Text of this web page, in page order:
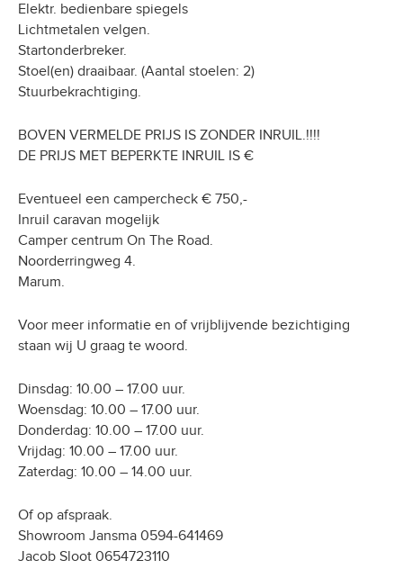
Elektr. bedienbare spiegels
Lichtmetalen velgen.
Startonderbreker.
Stoel(en) draaibaar. (Aantal stoelen: 2)
Stuurbekrachtiging.
BOVEN VERMELDE PRIJS IS ZONDER INRUIL.!!!!
DE PRIJS MET BEPERKTE INRUIL IS €
Eventueel een campercheck € 750,-
Inruil caravan mogelijk
Camper centrum On The Road.
Noorderringweg 4.
Marum.
Voor meer informatie en of vrijblijvende bezichtiging
staan wij U graag te woord.
Dinsdag: 10.00 – 17.00 uur.
Woensdag: 10.00 – 17.00 uur.
Donderdag: 10.00 – 17.00 uur.
Vrijdag: 10.00 – 17.00 uur.
Zaterdag: 10.00 – 14.00 uur.
Of op afspraak.
Showroom Jansma 0594-641469
Jacob Sloot 0654723110